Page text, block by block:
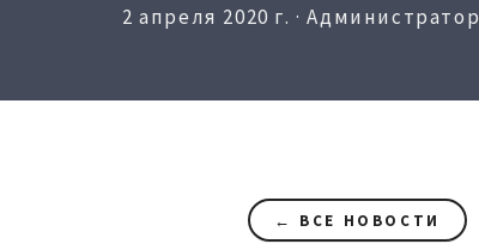
2 апреля 2020 г. · Администратор
← ВСЕ НОВОСТИ